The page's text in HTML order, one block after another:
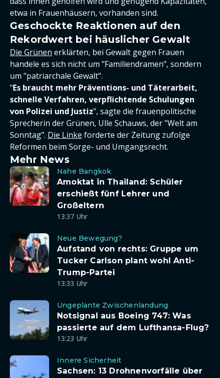
etwa in Frauenhäusern, vorhanden sind.
Geschockte Reaktionen auf den
Rekordwert bei häuslicher Gewalt
Die Grünen erklärten, bei Gewalt gegen Frauen
handele es sich nicht um "Familiendramen", sondern
um "patriarchale Gewalt".
"Es braucht mehr Präventions- und Täterarbeit,
schnelle Verfahren, verpflichtende Schulungen
von Polizei und Justiz", sagte die frauenpolitische
Sprecherin der Grünen, Ulle Schauws, der "Welt am
Sonntag". Die Linke forderte der Zeitung zufolge
Reformen beim Sorge- und Umgangsrecht.
Mehr News
Nahe Bangkok
Amoktat in Thailand: Schüler
erschießt fünf Lehrer und
Großeltern
13:37 Uhr
Neue Bewegung?
Aufstand von rechts: Gruppe um
Tucker Carlson plant wohl Anti-
Trump-Partei
13:33 Uhr
Ungeplante Zwischenlandung
Notsignal aus Boeing 747: Was
passierte auf dem Lufthansa-Flug?
13:23 Uhr
Innere Sicherheit
Sachsen: 13 Drohnenvorfälle über